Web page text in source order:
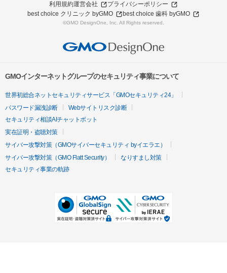
利用規約運営会社
プライバシーポリシー
best choice クリニック byGMO
best choice 歯科 byGMO
©GMO DesignOne, Inc. All Rights reserved.
GMOインターネットグループのセキュリティ事業について
世界初総合ネットセキュリティサービス「GMOセキュリティ24」
パスワード漏洩診断
Webサイトリスク診断
セキュリティ相談AIチャットボット
実在証明・盗聴対策
サイバー攻撃対策（GMOサイバーセキュリティ byイエラエ）
サイバー攻撃対策（GMO Flatt Security）
なりすまし対策
セキュリティ事業の軌跡